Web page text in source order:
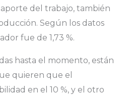
del trabajo, también
Según los datos
fue de 1,73 %.
hasta el momento, están
quieren que el
en el 10 %, y el otro